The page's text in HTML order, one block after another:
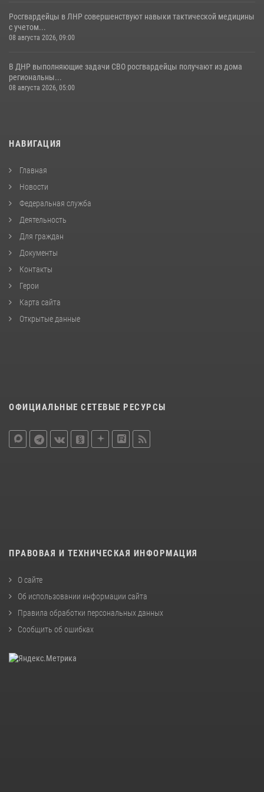
Росгвардейцы в ЛНР совершенствуют навыки тактической медицины
с учетом...
08 августа 2026, 09:00
В ДНР выполняющие задачи СВО росгвардейцы получают из дома
региональны...
08 августа 2026, 05:00
НАВИГАЦИЯ
Главная
Новости
Федеральная служба
Деятельность
Для граждан
Документы
Контакты
Герои
Карта сайта
Открытые данные
ОФИЦИАЛЬНЫЕ СЕТЕВЫЕ РЕСУРСЫ
ПРАВОВАЯ И ТЕХНИЧЕСКАЯ ИНФОРМАЦИЯ
О сайте
Об использовании информации сайта
Правила обработки персональных данных
Сообщить об ошибках